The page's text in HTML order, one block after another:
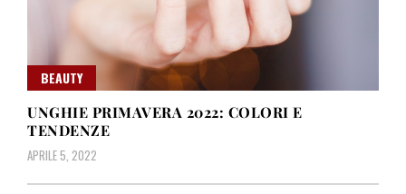
BEAUTY
UNGHIE PRIMAVERA 2022: COLORI E
TENDENZE
APRILE 5, 2022